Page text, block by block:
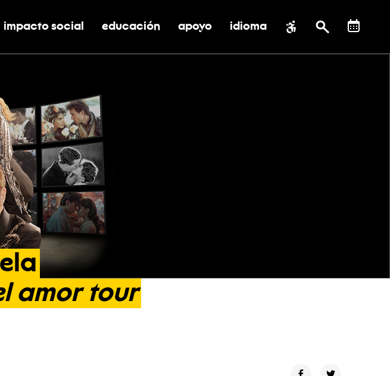
de acerca de
activar/desactivar el submenú de impacto social
impacto social alternar submenú de educación
educación alternar submenú de asistencia
apoyo idioma
amor tour